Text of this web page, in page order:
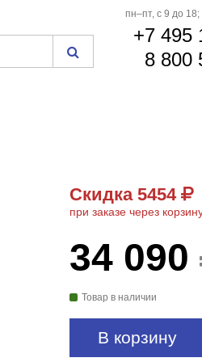
пн–пт, с 9 до
+7 495
8 800
Скидка 5454
при заказе через
34 090
Товар в наличии
В корзину